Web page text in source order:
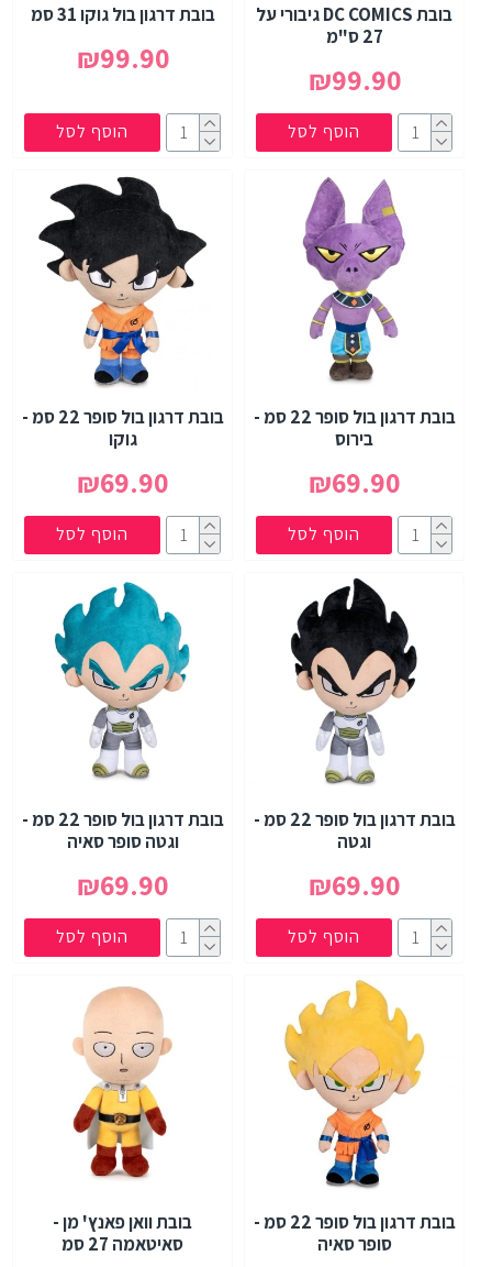
בובת DC COMICS גיבורי על
27 ס"מ
₪99.90
הוסף לסל
בובת דרגון בול גוקו 31 סמ
₪99.90
הוסף לסל
בובת דרגון בול סופר 22 סמ -
בירוס
₪69.90
הוסף לסל
בובת דרגון בול סופר 22 סמ -
גוקו
₪69.90
הוסף לסל
בובת דרגון בול סופר 22 סמ -
וגטה
₪69.90
הוסף לסל
בובת דרגון בול סופר 22 סמ -
וגטה סופר סאיה
₪69.90
הוסף לסל
בובת דרגון בול סופר 22 סמ -
סופר סאיה
בובת וואן פאנץ' מן -
סאיטאמה 27 סמ